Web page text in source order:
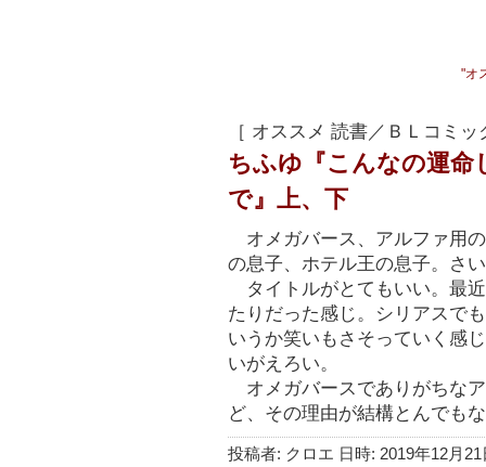
"オ
［ オススメ 読書／ＢＬコミッ
ちふゆ『こんなの運
で』上、下
オメガバース、アルファ用
の息子、ホテル王の息子。さ
タイトルがとてもいい。最
たりだった感じ。シリアスで
いうか笑いもさそっていく感
いがえろい。
オメガバースでありがちな
ど、その理由が結構とんでも
投稿者: クロエ 日時: 2019年12月21